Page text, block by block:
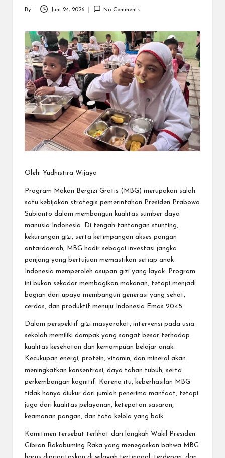
Posted
By Juni 24, 2026 No Comments
Oleh: Yudhistira Wijaya
Program Makan Bergizi Gratis (MBG) merupakan salah
satu kebijakan strategis pemerintahan Presiden Prabowo
Subianto dalam membangun kualitas sumber daya
manusia Indonesia. Di tengah tantangan stunting,
kekurangan gizi, serta ketimpangan akses pangan
antardaerah, MBG hadir sebagai investasi jangka
panjang yang bertujuan memastikan setiap anak
Indonesia memperoleh asupan gizi yang layak. Program
ini bukan sekadar membagikan makanan, tetapi menjadi
bagian dari upaya membangun generasi yang sehat,
cerdas, dan produktif menuju Indonesia Emas 2045.
Dalam perspektif gizi masyarakat, intervensi pada usia
sekolah memiliki dampak yang sangat besar terhadap
kualitas kesehatan dan kemampuan belajar anak.
Kecukupan energi, protein, vitamin, dan mineral akan
meningkatkan konsentrasi, daya tahan tubuh, serta
perkembangan kognitif. Karena itu, keberhasilan MBG
tidak hanya diukur dari jumlah penerima manfaat, tetapi
juga dari kualitas pelayanan, ketepatan sasaran,
keamanan pangan, dan tata kelola yang baik.
Komitmen tersebut terlihat dari langkah Wakil Presiden
Gibran Rakabuming Raka yang menegaskan bahwa MBG